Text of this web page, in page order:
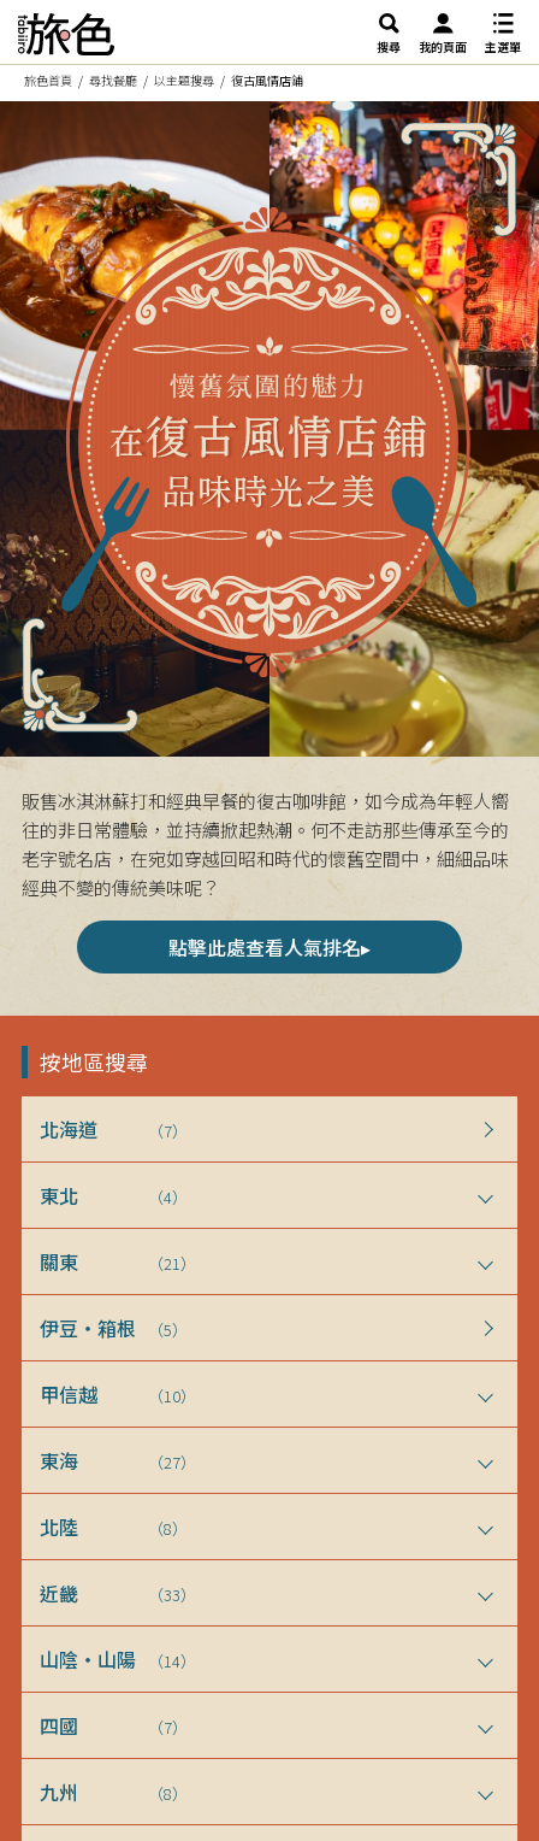
搜尋 我的頁面
主選單
旅色首頁
尋找餐廳 以主題搜尋 復古風情店鋪
販售冰淇淋蘇打和經典早餐的復古咖啡館，如今成為年輕人嚮
往的非日常體驗，並持續掀起熱潮。何不走訪那些傳承至今的
老字號名店，在宛如穿越回昭和時代的懷舊空間中，細細品味
經典不變的傳統美味呢？
點擊此處查看人氣排名▸
按地區搜尋
北海道 （7）
東北 （4）
關東 （21）
伊豆・箱根 （5）
甲信越 （10）
東海 （27）
北陸 （8）
近畿 （33）
山陰・山陽 （14）
四國 （7）
九州 （8）